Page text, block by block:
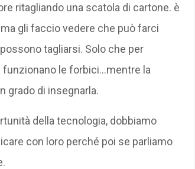
ritagliando una scatola di cartone. è
gli faccio vedere che può farci
tagliarsi. Solo che per
le forbici…mentre la
grado di insegnarla.
della tecnologia, dobbiamo
con loro perché poi se parliamo